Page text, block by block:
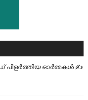
പിളർത്തിയ ഓർമ്മകൾ ✍️